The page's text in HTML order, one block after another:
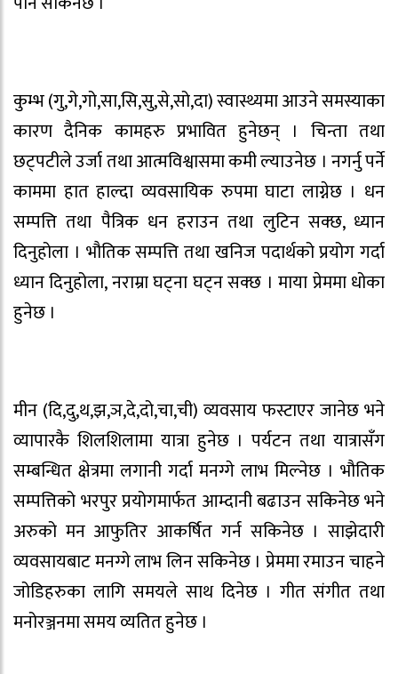
कुम्भ (गु,गे,गो,सा,सि,सु,से,सो,दा) स्वास्थ्यमा आउने समस्याका
कारण दैनिक कामहरु प्रभावित हुनेछन् । चिन्ता तथा
छट्पटीले उर्जा तथा आत्मविश्वासमा कमी ल्याउनेछ । नगर्नु पर्ने
काममा हात हाल्दा व्यवसायिक रुपमा घाटा लाग्नेछ । धन
सम्पत्ति तथा पैत्रिक धन हराउन तथा लुटिन सक्छ, ध्यान
दिनुहोला । भौतिक सम्पत्ति तथा खनिज पदार्थको प्रयोग गर्दा
ध्यान दिनुहोला, नराम्रा घट्ना घट्न सक्छ । माया प्रेममा धोका
हुनेछ ।
मीन (दि,दु,थ,झ,ञ,दे,दो,चा,ची) व्यवसाय फस्टाएर जानेछ भने
व्यापारकै शिलशिलामा यात्रा हुनेछ । पर्यटन तथा यात्रासँग
सम्बन्धित क्षेत्रमा लगानी गर्दा मनग्गे लाभ मिल्नेछ । भौतिक
सम्पत्तिको भरपुर प्रयोगमार्फत आम्दानी बढाउन सकिनेछ भने
अरुको मन आफुतिर आकर्षित गर्न सकिनेछ । साझेदारी
व्यवसायबाट मनग्गे लाभ लिन सकिनेछ । प्रेममा रमाउन चाहने
जोडिहरुका लागि समयले साथ दिनेछ । गीत संगीत तथा
मनोरञ्जनमा समय व्यतित हुनेछ ।